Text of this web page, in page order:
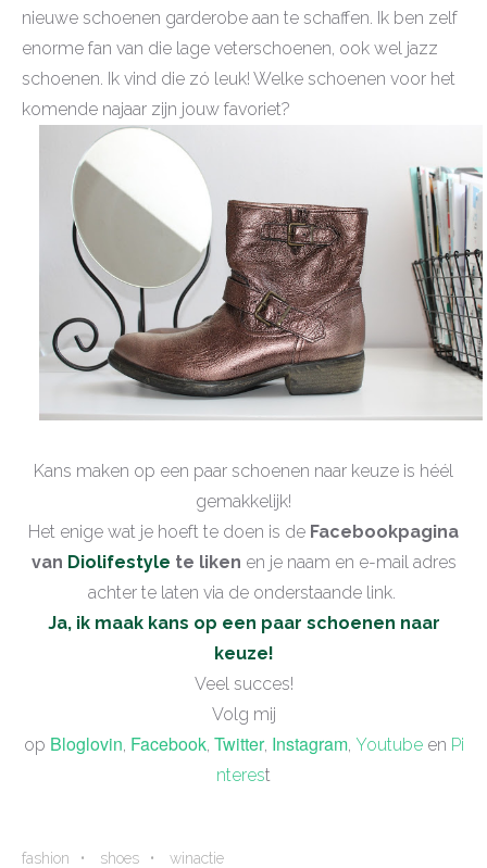
nieuwe schoenen garderobe aan te schaffen. Ik ben zelf
enorme fan van die lage veterschoenen, ook wel jazz
schoenen. Ik vind die zó leuk! Welke schoenen voor het
komende najaar zijn jouw favoriet?
Kans maken op een paar schoenen naar keuze is héél
gemakkelijk!
Het enige wat je hoeft te doen is de Facebookpagina
van Diolifestyle te liken en je naam en e-mail adres
achter te laten via de onderstaande link.
Ja, ik maak kans op een paar schoenen naar
keuze!
Veel succes!
Volg mij
op Bloglovin, Facebook, Twitter, Instagram, Youtubeen Pi
nterest
fashion shoes winactie